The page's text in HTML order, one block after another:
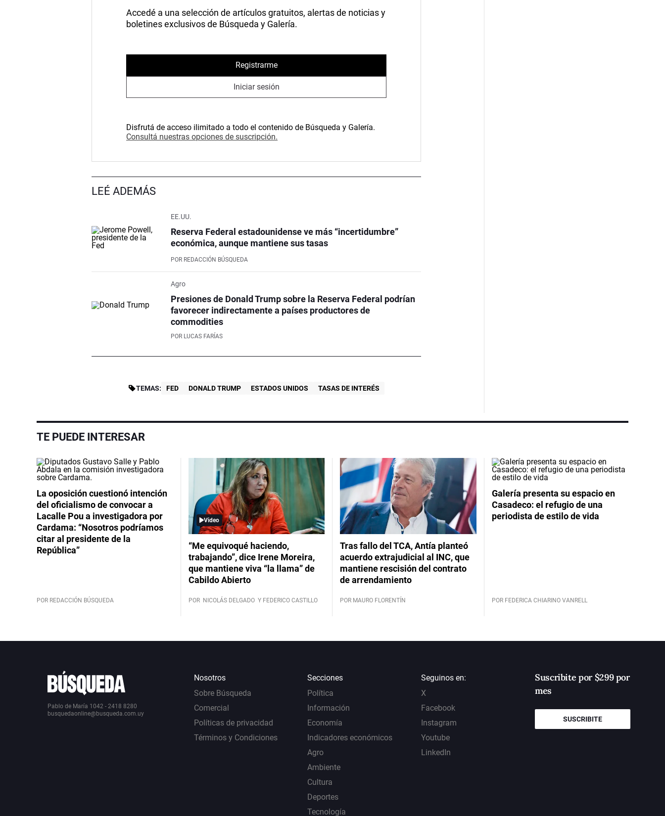
Accedé a una selección de artículos gratuitos, alertas de noticias y
boletines exclusivos de Búsqueda y Galería.
Registrarme
Iniciar sesión
Disfrutá de acceso ilimitado a todo el contenido de Búsqueda y Galería.
Consultá nuestras opciones de suscripción.
LEÉ ADEMÁS
EE.UU.
Reserva Federal estadounidense ve más “incertidumbre”
económica, aunque mantiene sus tasas
POR REDACCIÓN BÚSQUEDA
Agro
Presiones de Donald Trump sobre la Reserva Federal podrían
favorecer indirectamente a países productores de
commodities
POR LUCAS FARÍAS
TEMAS: FED DONALD TRUMP ESTADOS UNIDOS TASAS DE INTERÉS
TE PUEDE INTERESAR
La oposición cuestionó intención
del oficialismo de convocar a
Lacalle Pou a investigadora por
Cardama: “Nosotros podríamos
citar al presidente de la
República”
POR REDACCIÓN BÚSQUEDA
Video
“Me equivoqué haciendo,
trabajando”, dice Irene Moreira,
que mantiene viva “la llama” de
Cabildo Abierto
POR NICOLÁS DELGADO Y FEDERICO CASTILLO
Tras fallo del TCA, Antía planteó
acuerdo extrajudicial al INC, que
mantiene rescisión del contrato
de arrendamiento
POR MAURO FLORENTÍN
Galería presenta su espacio en
Casadeco: el refugio de una
periodista de estilo de vida
POR FEDERICA CHIARINO VANRELL
Pablo de María 1042 - 2418 8280
busquedaonline@busqueda.com.uy
Nosotros
Sobre Búsqueda
Comercial
Políticas de privacidad
Términos y Condiciones
Secciones
Política
Información
Economía
Indicadores económicos
Agro
Ambiente
Cultura
Deportes
Tecnología
Seguinos en:
X
Facebook
Instagram
Youtube
LinkedIn
Suscribite por $299 por
mes
SUSCRIBITE